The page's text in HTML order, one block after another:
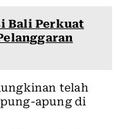
Bali Perkuat
telah
apung di